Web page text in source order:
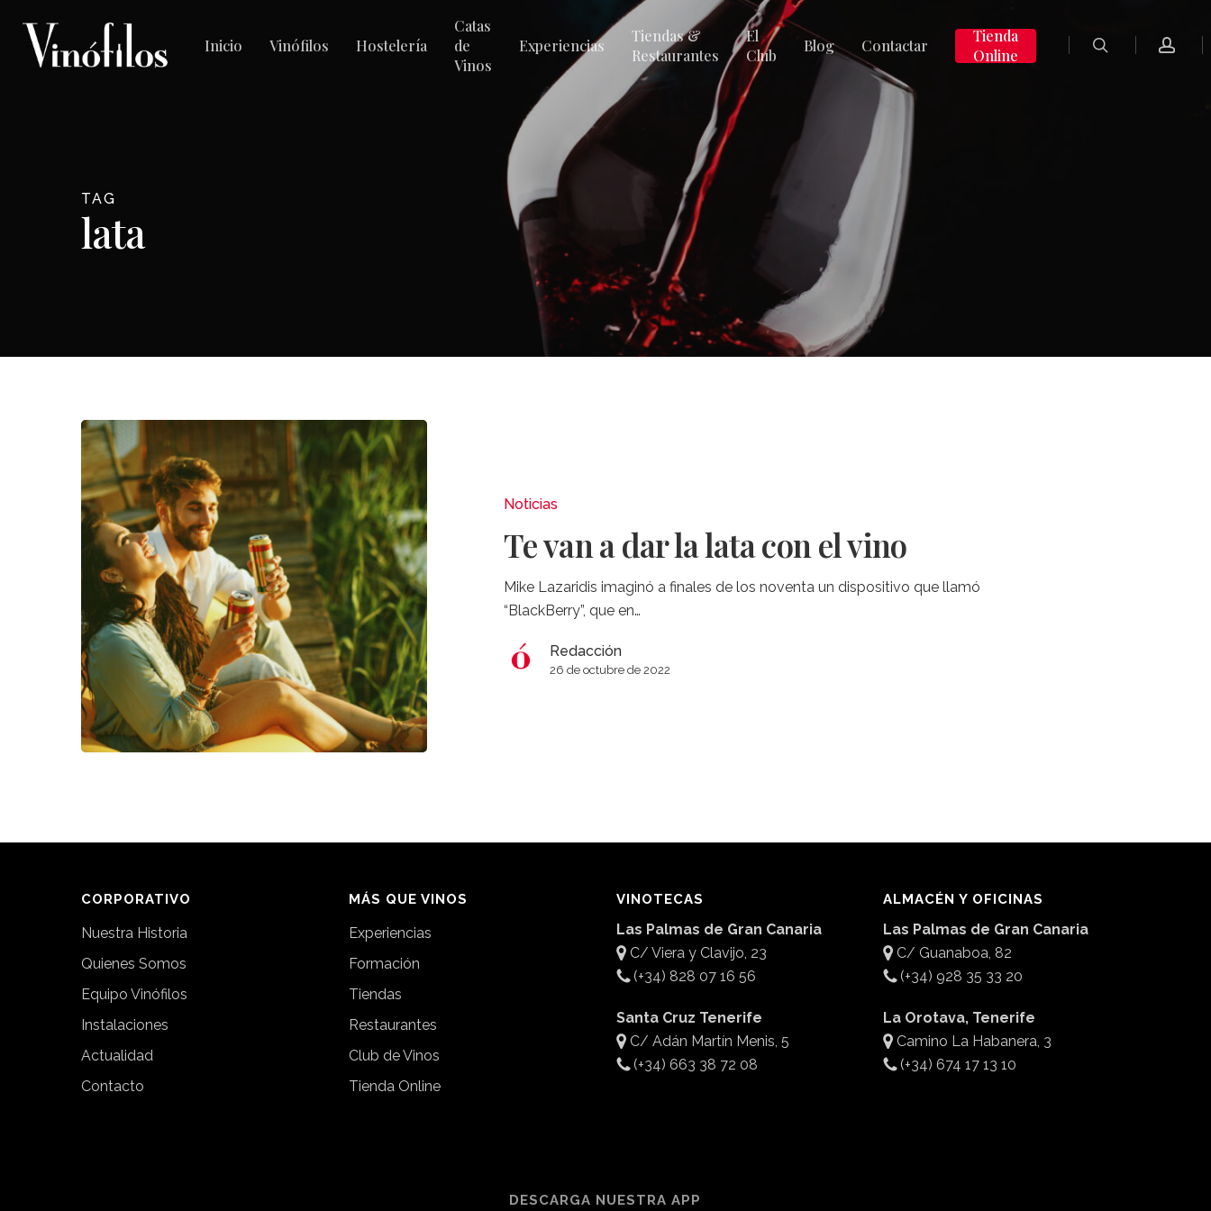
Inicio Vinófilos Hostelería
Catas
de
Vinos
Experiencias
Tiendas &
Restaurantes
El
Club
Blog Contactar
Tienda
Online
TAG
lata
Noticias
Te van a dar la lata con el vino
Mike Lazaridis imaginó a finales de los noventa un dispositivo que llamó
“BlackBerry”, que en…
Redacción
26 de octubre de 2022
CORPORATIVO
Nuestra Historia
Quienes Somos
Equipo Vinófilos
Instalaciones
Actualidad
Contacto
MÁS QUE VINOS
Experiencias
Formación
Tiendas
Restaurantes
Club de Vinos
Tienda Online
VINOTECAS
Las Palmas de Gran Canaria
C/ Viera y Clavijo, 23
(+34) 828 07 16 56
Santa Cruz Tenerife
C/ Adán Martín Menis, 5
(+34) 663 38 72 08
ALMACÉN Y OFICINAS
Las Palmas de Gran Canaria
C/ Guanaboa, 82
(+34) 928 35 33 20
La Orotava, Tenerife
Camino La Habanera, 3
(+34) 674 17 13 10
DESCARGA NUESTRA APP